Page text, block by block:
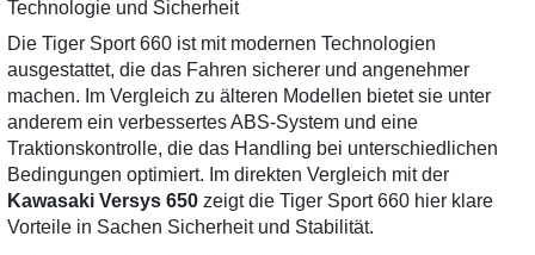
Technologie und Sicherheit
Die Tiger Sport 660 ist mit modernen Technologien
ausgestattet, die das Fahren sicherer und angenehmer
machen. Im Vergleich zu älteren Modellen bietet sie unter
anderem ein verbessertes ABS-System und eine
Traktionskontrolle, die das Handling bei unterschiedlichen
Bedingungen optimiert. Im direkten Vergleich mit der
Kawasaki Versys 650 zeigt die Tiger Sport 660 hier klare
Vorteile in Sachen Sicherheit und Stabilität.